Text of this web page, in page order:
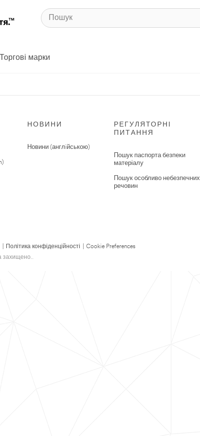
Торгові марки
НОВИНИ
Новини (англiйською)
РЕГУЛЯТОРНІ
ПИТАННЯ
Пошук паспорта безпеки
матеріалу
Пошук особливо небезпечних
речовин
Політика конфіденційності
Cookie Preferences
захищено..